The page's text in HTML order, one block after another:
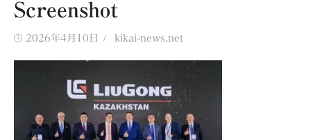
Screenshot
Posted
2026年4月10日 Author
kikai-news.net